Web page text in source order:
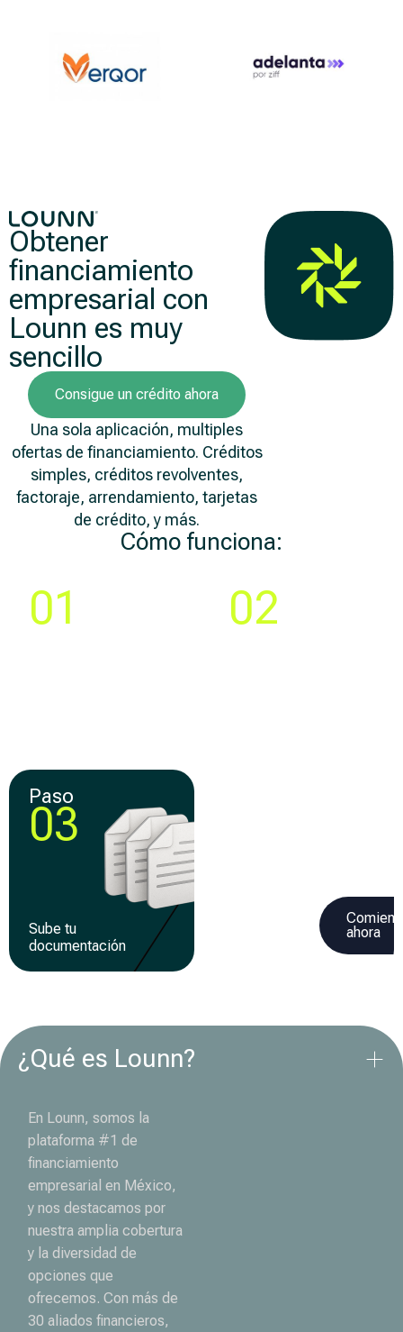
Obtener
financiamiento
empresarial con
Lounn es muy
sencillo
Consigue un crédito ahora
Una sola aplicación, multiples
ofertas de financiamiento. Créditos
simples, créditos revolventes,
factoraje, arrendamiento, tarjetas
de crédito, y más.
Cómo funciona:
01 02
Paso
03
Sube tu
documentación
ahora
¿Qué es Lounn?
En Lounn, somos la
plataforma #1 de
financiamiento
empresarial en México,
y nos destacamos por
nuestra amplia cobertura
y la diversidad de
opciones que
ofrecemos. Con más de
30 aliados financieros,